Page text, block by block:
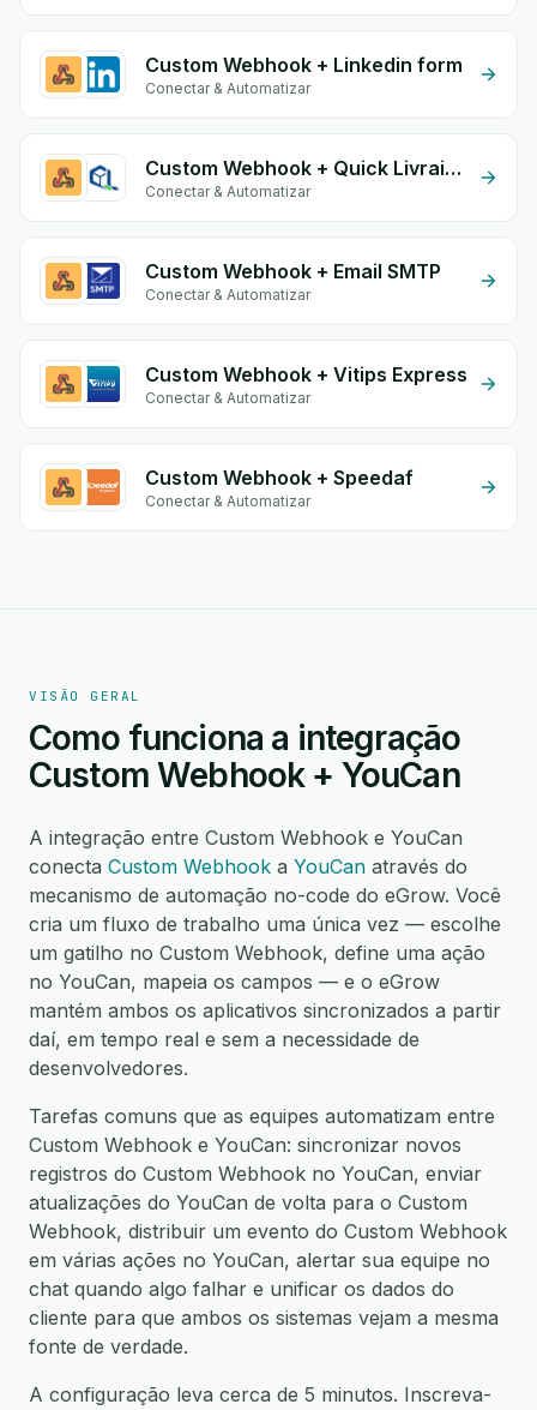
Custom Webhook + Linkedin form
Conectar & Automatizar
Custom Webhook + Quick Livraison
Conectar & Automatizar
Custom Webhook + Email SMTP
Conectar & Automatizar
Custom Webhook + Vitips Express
Conectar & Automatizar
Custom Webhook + Speedaf
Conectar & Automatizar
VISÃO GERAL
Como funciona a integração
Custom Webhook + YouCan
A integração entre Custom Webhook e YouCan
conecta Custom Webhook a YouCan através do
mecanismo de automação no-code do eGrow. Você
cria um fluxo de trabalho uma única vez — escolhe
um gatilho no Custom Webhook, define uma ação
no YouCan, mapeia os campos — e o eGrow
mantém ambos os aplicativos sincronizados a partir
daí, em tempo real e sem a necessidade de
desenvolvedores.
Tarefas comuns que as equipes automatizam entre
Custom Webhook e YouCan: sincronizar novos
registros do Custom Webhook no YouCan, enviar
atualizações do YouCan de volta para o Custom
Webhook, distribuir um evento do Custom Webhook
em várias ações no YouCan, alertar sua equipe no
chat quando algo falhar e unificar os dados do
cliente para que ambos os sistemas vejam a mesma
fonte de verdade.
A configuração leva cerca de 5 minutos. Inscreva-